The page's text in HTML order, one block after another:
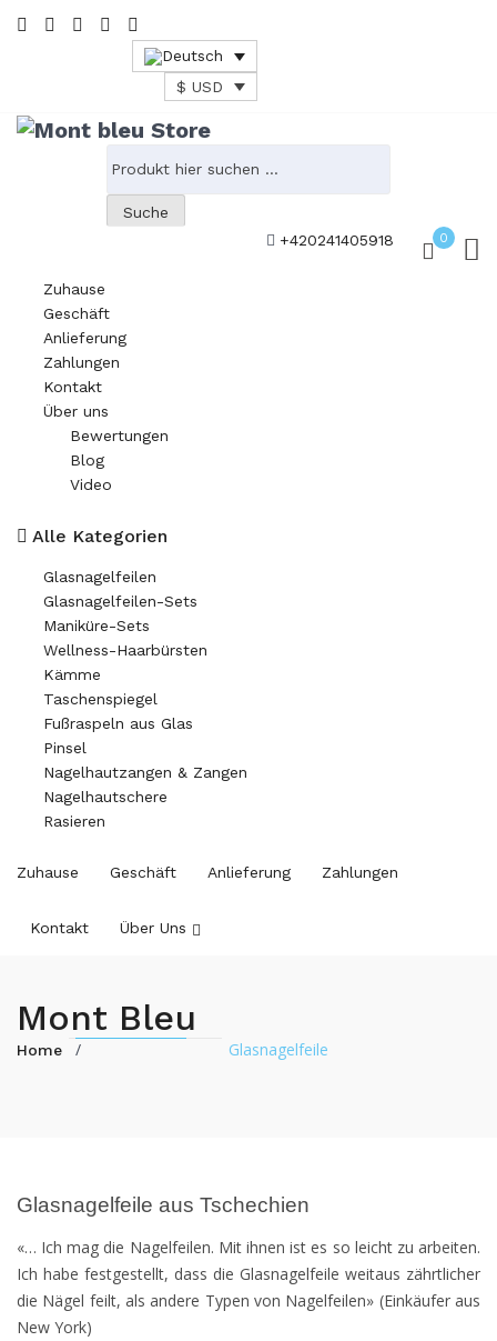
$ USD
Suche
+420241405918
0
Zuhause
Geschäft
Anlieferung
Zahlungen
Kontakt
Über uns
Bewertungen
Blog
Video
Alle Kategorien
Glasnagelfeilen
Glasnagelfeilen-Sets
Maniküre-Sets
Wellness-Haarbürsten
Kämme
Taschenspiegel
Fußraspeln aus Glas
Pinsel
Nagelhautzangen & Zangen
Nagelhautschere
Rasieren
Zuhause Geschäft Anlieferung Zahlungen
Kontakt Über Uns
Mont Bleu
Home / Glasnagelfeile
Glasnagelfeile aus Tschechien
«… Ich mag die Nagelfeilen. Mit ihnen ist es so leicht zu arbeiten.
Ich habe festgestellt, dass die Glasnagelfeile weitaus zährtlicher
die Nägel feilt, als andere Typen von Nagelfeilen» (Einkäufer aus
New York)